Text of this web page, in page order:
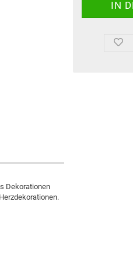
Dekorationen